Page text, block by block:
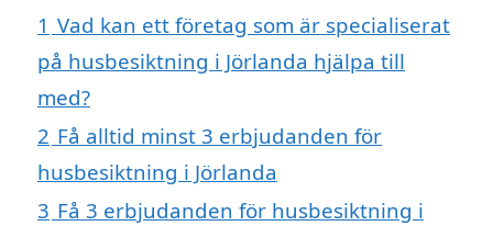
1 Vad kan ett företag som är specialiserat
på husbesiktning i Jörlanda hjälpa till
med?
2 Få alltid minst 3 erbjudanden för
husbesiktning i Jörlanda
3 Få 3 erbjudanden för husbesiktning i